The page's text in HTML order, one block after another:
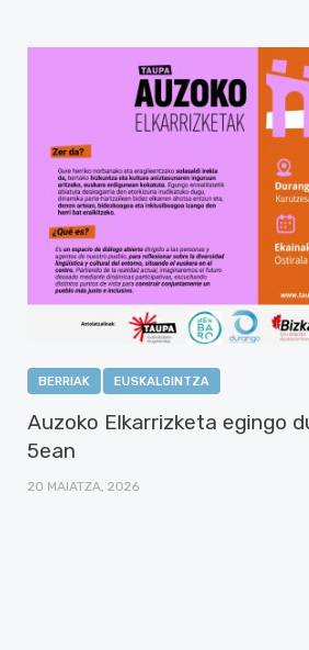
BERRIAK EUSKALGINTZA
Auzoko Elkarrizketa egingo
5ean
20 MAIATZA, 2026